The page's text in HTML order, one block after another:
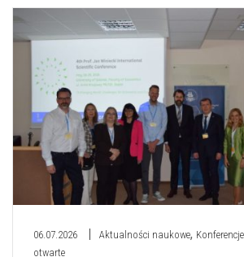
06.07.2026 Aktualności naukowe,
otwarte